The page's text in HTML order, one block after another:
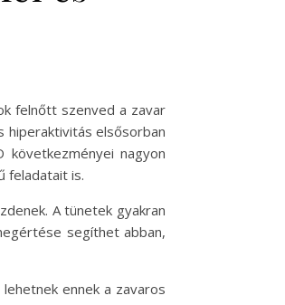
felnőtt szenved a zavar
hiperaktivitás elsősorban
nagyon
feladatait is.
A tünetek gyakran
segíthet abban,
ennek a zavaros